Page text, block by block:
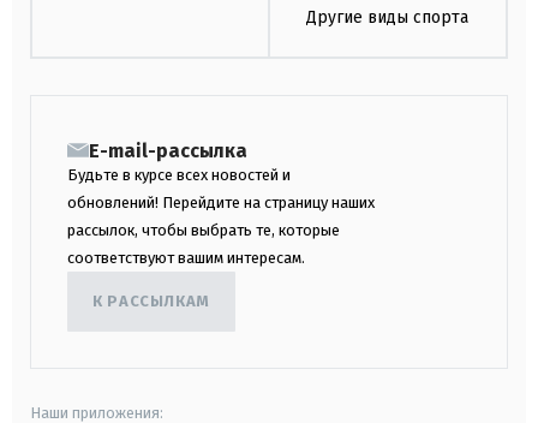
Другие виды спорта
E-mail-рассылка
Будьте в курсе всех новостей и
обновлений! Перейдите на страницу наших
рассылок, чтобы выбрать те, которые
соответствуют вашим интересам.
К РАССЫЛКАМ
Наши приложения: